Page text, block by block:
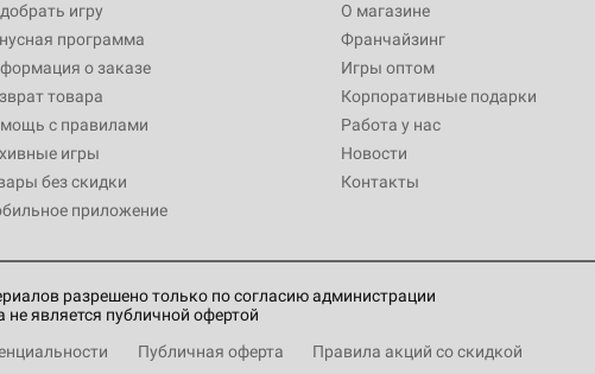
игру
программа
о заказе
товара
с правилами
игры
без скидки
приложение
О магазине
Франчайзинг
Игры оптом
Корпоративные подарки
Работа у нас
Новости
Контакты
разрешено только по согласию администрации
является публичной офертой
Публичная оферта Правила акций со скидкой
Настольная игра Hobby World
3 490